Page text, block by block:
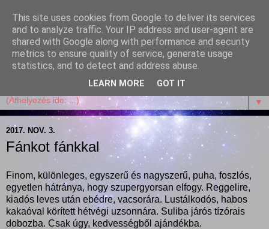
Garffyka
Szösszenetek a konyhámból, az életemből. Mosollyal,
receptekkel, vidámsággal, marcipánnal, csokival.
▼
2017. NOV. 3.
Fánkot fánkkal
Finom, különleges, egyszerű és nagyszerű, puha, foszlós,
egyetlen hátránya, hogy szupergyorsan elfogy. Reggelire,
kiadós leves után ebédre, vacsorára. Lustálkodós, habos
kakaóval körített hétvégi uzsonnára. Suliba járós tízórais
dobozba. Csak úgy, kedvességből ajándékba.
This site uses cookies from Google to deliver its services
and to analyze traffic. Your IP address and user-agent are
shared with Google along with performance and security
metrics to ensure quality of service, generate usage
statistics, and to detect and address abuse.
LEARN MORE GOT IT